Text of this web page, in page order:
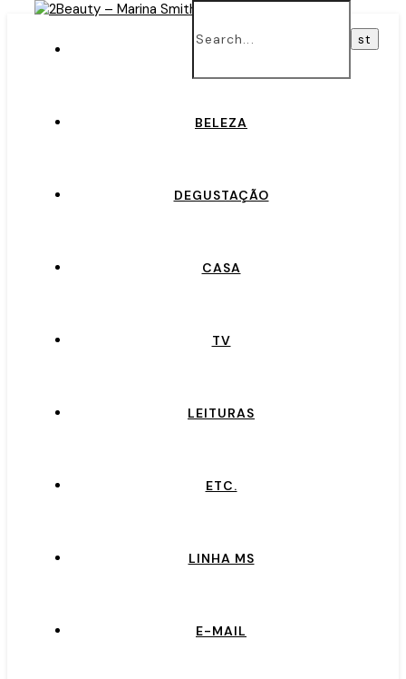
BELEZA
DEGUSTAÇÃO
CASA
TV
LEITURAS
ETC.
LINHA MS
E-MAIL